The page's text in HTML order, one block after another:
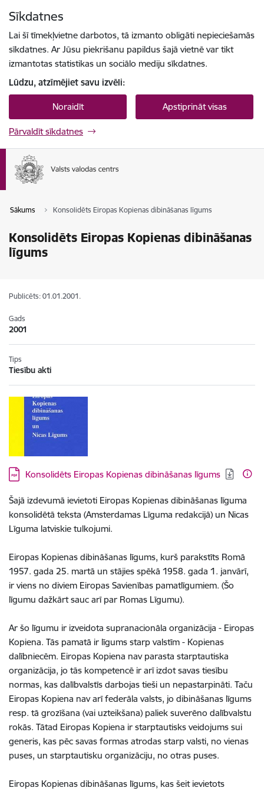
Sīkdatnes
Lai šī tīmekļvietne darbotos, tā izmanto obligāti nepieciešamās
sīkdatnes. Ar Jūsu piekrišanu papildus šajā vietnē var tikt
izmantotas statistikas un sociālo mediju sīkdatnes.
Lūdzu, atzīmējiet savu izvēli:
Noraidīt Apstiprināt visas
Pārvaldīt sīkdatnes
Sākums Konsolidēts Eiropas Kopienas dibināšanas līgums
Konsolidēts Eiropas Kopienas dibināšanas
līgums
Publicēts: 01.01.2001.
Gads
2001
Tips
Tiesību akti
Lejupielādēt:
Konsolidēts Eiropas Kopienas dibināšanas līgums
Šajā izdevumā ievietoti Eiropas Kopienas dibināšanas līguma
konsolidētā teksta (Amsterdamas Līguma redakcijā) un Nicas
Līguma latviskie tulkojumi.
Eiropas Kopienas dibināšanas līgums, kurš parakstīts Romā
1957. gada 25. martā un stājies spēkā 1958. gada 1. janvārī,
ir viens no diviem Eiropas Savienības pamatlīgumiem. (Šo
līgumu dažkārt sauc arī par Romas Līgumu).
Ar šo līgumu ir izveidota supranacionāla organizācija - Eiropas
Kopiena. Tās pamatā ir līgums starp valstīm - Kopienas
dalībniecēm. Eiropas Kopiena nav parasta starptautiska
organizācija, jo tās kompetencē ir arī izdot savas tiesību
normas, kas dalībvalstīs darbojas tieši un nepastarpināti. Taču
Eiropas Kopiena nav arī federāla valsts, jo dibināšanas līgums
resp. tā grozīšana (vai uzteikšana) paliek suverēno dalībvalstu
rokās. Tātad Eiropas Kopiena ir starptautisks veidojums sui
generis, kas pēc savas formas atrodas starp valsti, no vienas
puses, un starptautisku organizāciju, no otras puses.
Eiropas Kopienas dibināšanas līgums, kas šeit ievietots